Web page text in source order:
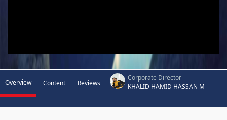
Overview Content Reviews
Corporate Director
KHALID HAMID HASSAN M